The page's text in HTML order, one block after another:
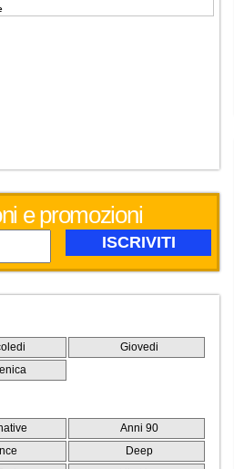
e promozioni
Giovedi
Anni 90
Deep